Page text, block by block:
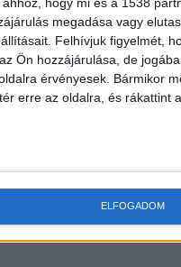
megadása vagy
Felhívjuk figyelmét,
Ön hozzájárulása, de
érvényesek. Bármikor
erre az oldalra, és rákattint
ELFOGADOM
A helyszínen, a test
amelyből
megerősítette, hogy
A rendőrség